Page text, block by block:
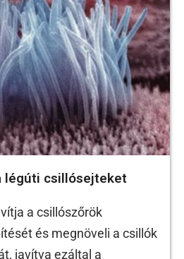
légúti csillósejteket
a csillószőrök
és megnöveli a csillók
javítva ezáltal a